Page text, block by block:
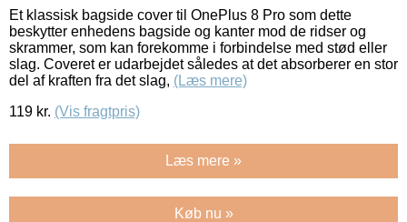
Et klassisk bagside cover til OnePlus 8 Pro som dette
beskytter enhedens bagside og kanter mod de ridser og
skrammer, som kan forekomme i forbindelse med stød eller
slag. Coveret er udarbejdet således at det absorberer en stor
del af kraften fra det slag, (Læs mere)
119 kr. (Vis fragtpris)
Læs mere »
Køb nu »